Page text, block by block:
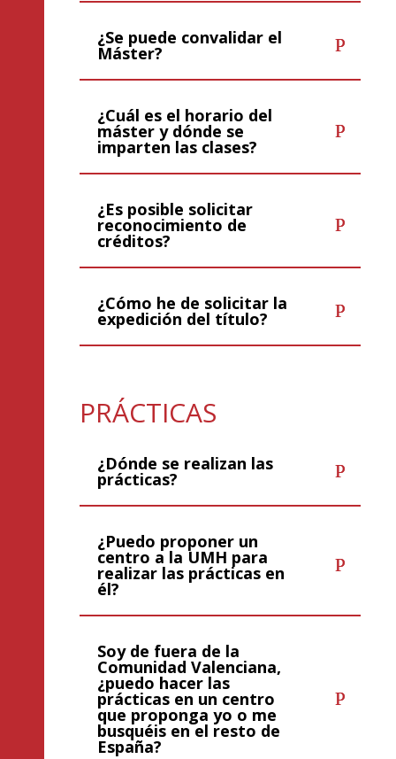
¿Se puede convalidar el
Máster?
¿Cuál es el horario del
máster y dónde se
imparten las clases?
¿Es posible solicitar
reconocimiento de
créditos?
¿Cómo he de solicitar la
expedición del título?
PRÁCTICAS
¿Dónde se realizan las
prácticas?
¿Puedo proponer un
centro a la UMH para
realizar las prácticas en
él?
Soy de fuera de la
Comunidad Valenciana,
¿puedo hacer las
prácticas en un centro
que proponga yo o me
busquéis en el resto de
España?